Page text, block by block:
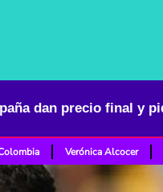
Verónica Alcocer